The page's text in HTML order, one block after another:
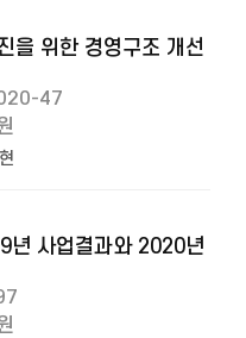
을 위한 경영구조 개선
47
년 사업결과와 2020년